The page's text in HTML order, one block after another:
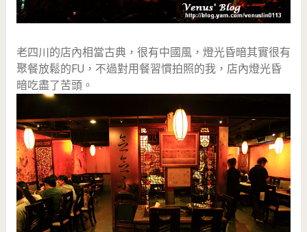
老四川的店內相當古典，很有中國風，燈光昏暗其實很有
聚餐放鬆的FU，不過對用餐習慣拍照的我，店內燈光昏
暗吃盡了苦頭。